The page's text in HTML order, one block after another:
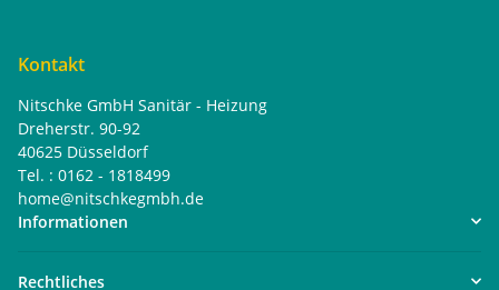
Kontakt
Nitschke GmbH Sanitär - Heizung
Dreherstr. 90-92
40625 Düsseldorf
Tel. : 0162 - 1818499
home@nitschkegmbh.de
Informationen
Rechtliches